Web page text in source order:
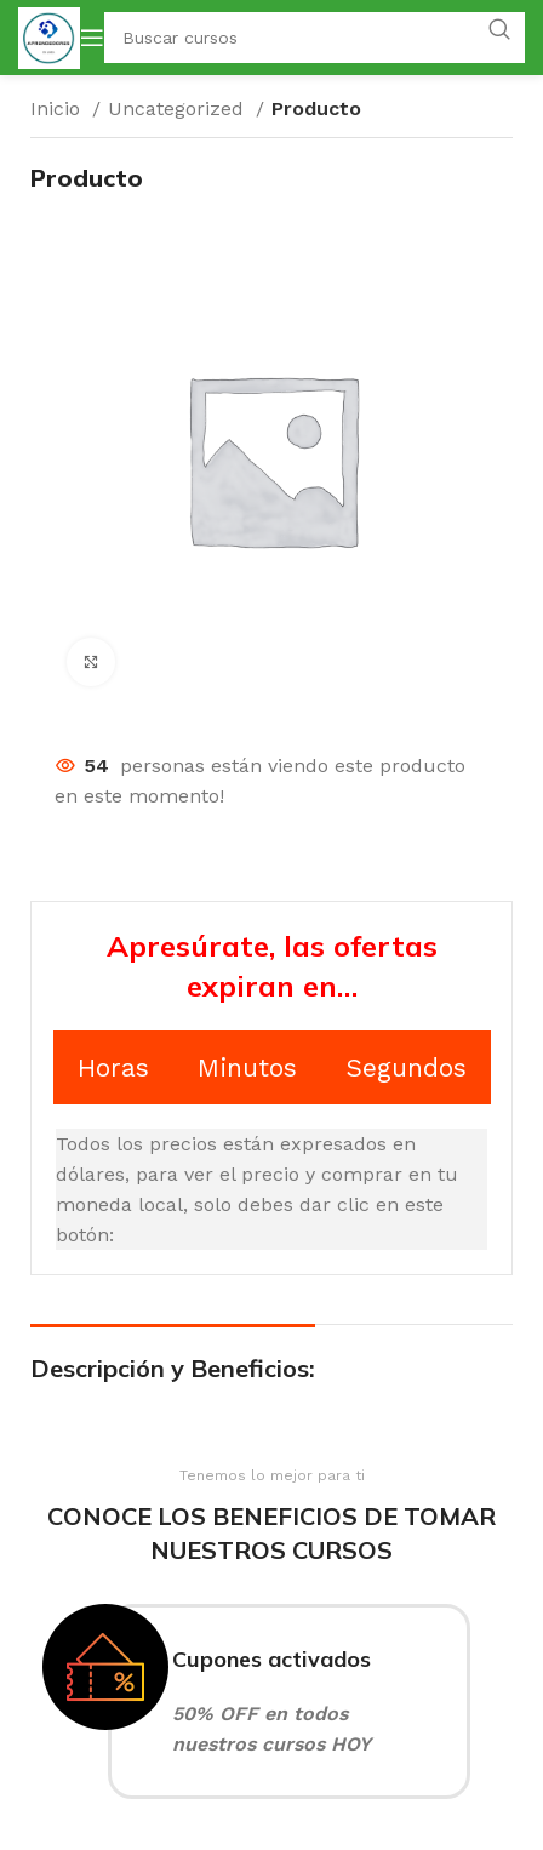
Inicio Uncategorized Producto
Producto
54 personas están viendo este producto
en este momento!
Apresúrate, las ofertas
expiran en…
Horas Minutos Segundos
Todos los precios están expresados en
dólares, para ver el precio y comprar en tu
moneda local, solo debes dar clic en este
botón:
Descripción y Beneficios:
Tenemos lo mejor para ti
CONOCE LOS BENEFICIOS DE TOMAR
NUESTROS CURSOS
Cupones activados
50% OFF en todos
nuestros cursos HOY